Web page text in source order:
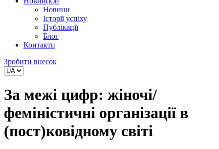
Новини
Історії успіху
Публікації
Блог
Контакти
Зробити внесок
За межі цифр: жіночі/
феміністичні організації в
(пост)ковідному світі